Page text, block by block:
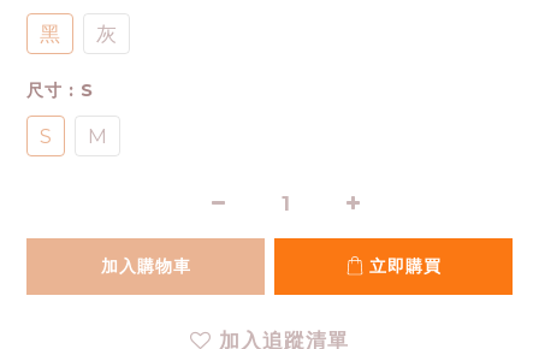
黑 灰
尺寸 : S
S M
加入購物車 立即購買
加入追蹤清單